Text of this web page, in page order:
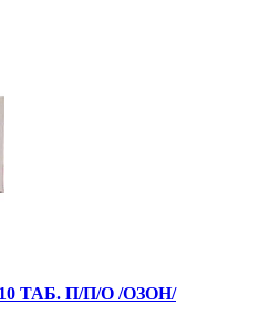
ТАБ. П/П/О /ОЗОН/